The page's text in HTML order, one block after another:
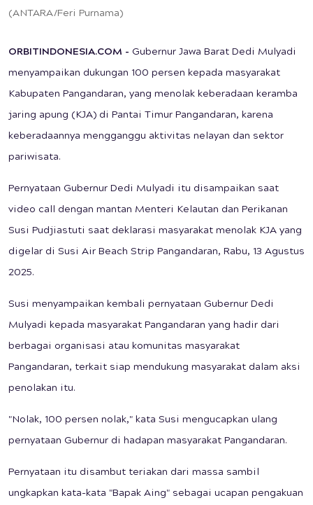
(ANTARA/Feri Purnama)
ORBITINDONESIA.COM - Gubernur Jawa Barat Dedi Mulyadi
menyampaikan dukungan 100 persen kepada masyarakat
Kabupaten Pangandaran, yang menolak keberadaan keramba
jaring apung (KJA) di Pantai Timur Pangandaran, karena
keberadaannya mengganggu aktivitas nelayan dan sektor
pariwisata.
Pernyataan Gubernur Dedi Mulyadi itu disampaikan saat
video call dengan mantan Menteri Kelautan dan Perikanan
Susi Pudjiastuti saat deklarasi masyarakat menolak KJA yang
digelar di Susi Air Beach Strip Pangandaran, Rabu, 13 Agustus
2025.
Susi menyampaikan kembali pernyataan Gubernur Dedi
Mulyadi kepada masyarakat Pangandaran yang hadir dari
berbagai organisasi atau komunitas masyarakat
Pangandaran, terkait siap mendukung masyarakat dalam aksi
penolakan itu.
"Nolak, 100 persen nolak," kata Susi mengucapkan ulang
pernyataan Gubernur di hadapan masyarakat Pangandaran.
Pernyataan itu disambut teriakan dari massa sambil
ungkapkan kata-kata "Bapak Aing" sebagai ucapan pengakuan